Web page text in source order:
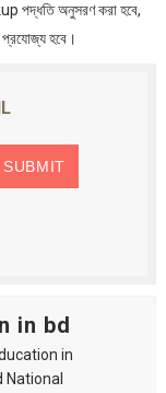
পদ্ধতি অনুসরণ করা হবে,
প্রযোজ্য হবে।
in bd
in
National